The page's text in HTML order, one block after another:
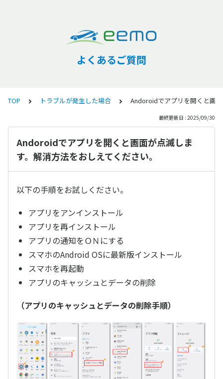
よくあるご質問
TOP トラブルが発生した場合 Andoroidでアプリを開くと画
最終更新日 : 2025/09/30
Andoroidでアプリを開くと画面が点滅しま
す。解消方法をおしえてください。
以下の手順をお試しください。
アプリをアンインストール
アプリを再インストール
アプリの通知をＯＮにする
スマホのAndroid OSに最新版インストール
スマホを再起動
アプリのキャッシュとデータの削除
（アプリのキャッシュとデータの削除手順）